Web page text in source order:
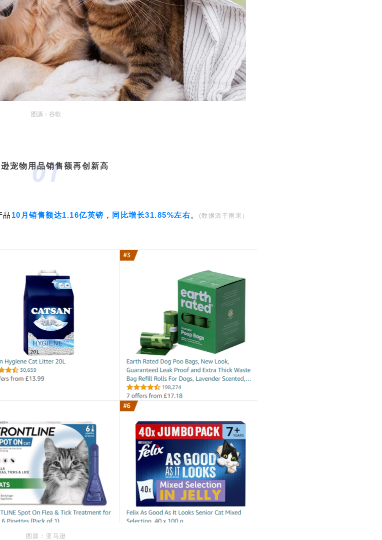
图源：谷歌
01
宠物用品销售额再创新高
品 10月销售额达1.16亿英镑 ， 同比增长31.85%左右。 (数据源于雨果）
图源：亚马逊